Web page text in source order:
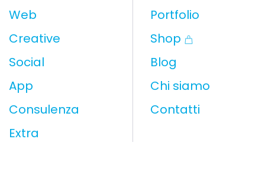
Web
Creative
Social
App
Consulenza
Extra
Portfolio
Shop
Blog
Chi siamo
Contatti